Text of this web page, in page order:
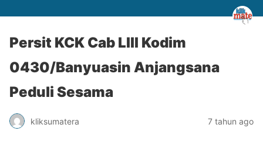
Persit KCK Cab LIII Kodim
0430/Banyuasin Anjangsana
Peduli Sesama
kliksumatera 7 tahun ago